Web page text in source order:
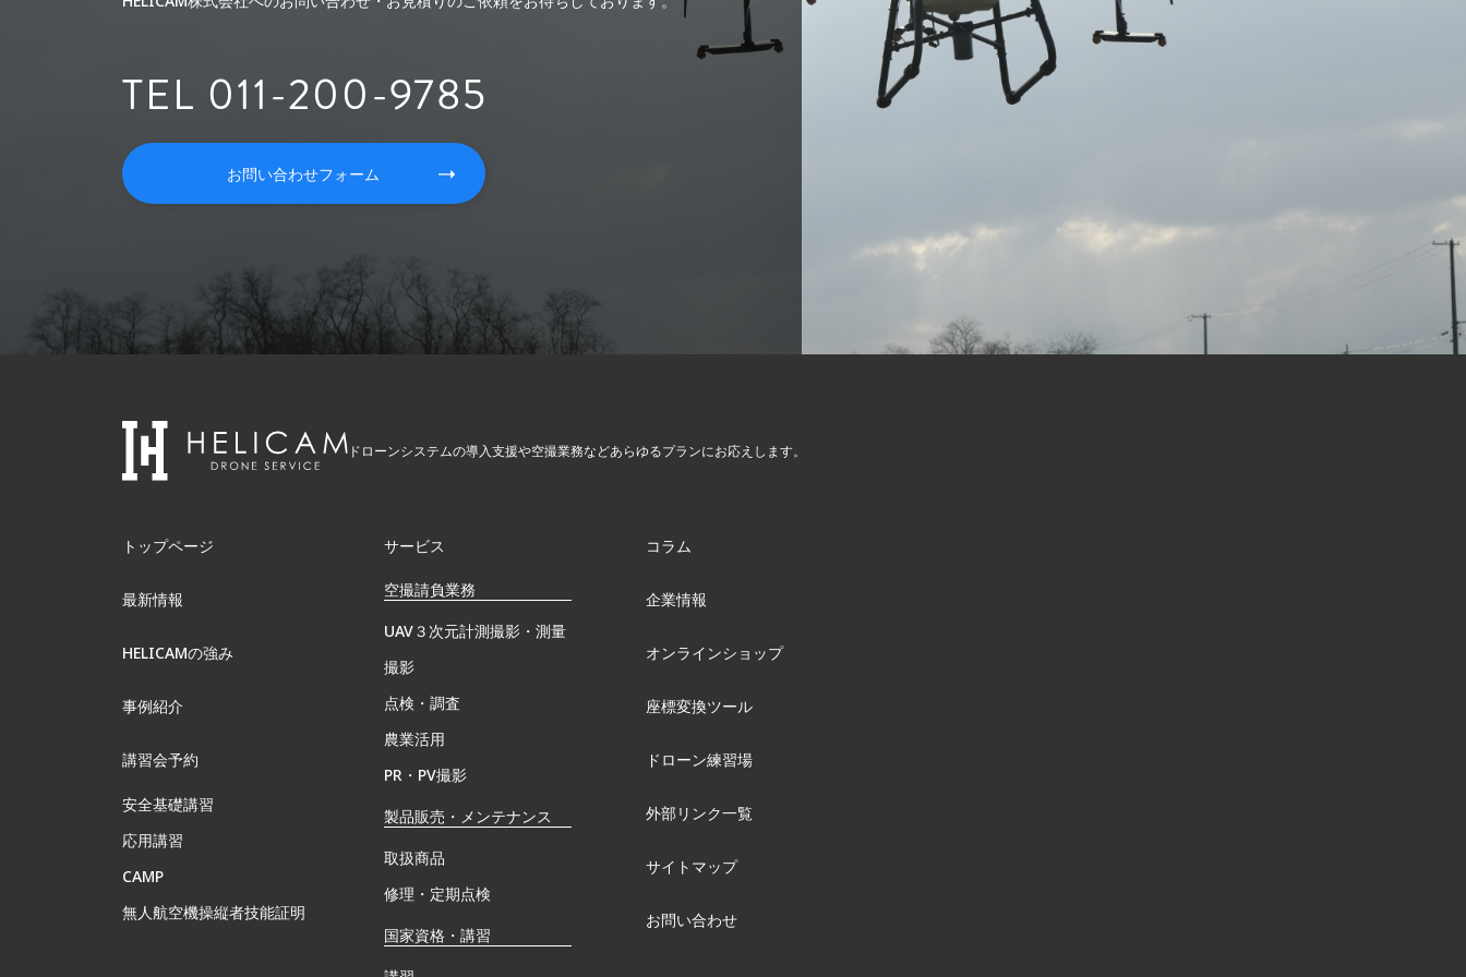
TEL 011-200-9785
お問い合わせフォーム
ドローンシステムの導入支援や空撮業務などあらゆるプランにお応えします。
トップページ
最新情報
HELICAMの強み
事例紹介
講習会予約
安全基礎講習
応用講習
CAMP
無⼈航空機操縦者技能証明
サービス
空撮請負業務
UAV３次元計測撮影・測量
撮影
点検・調査
農業活用
PR・PV撮影
製品販売・メンテナンス
取扱商品
修理・定期点検
国家資格・講習
コラム
企業情報
オンラインショップ
座標変換ツール
ドローン練習場
外部リンク一覧
サイトマップ
お問い合わせ